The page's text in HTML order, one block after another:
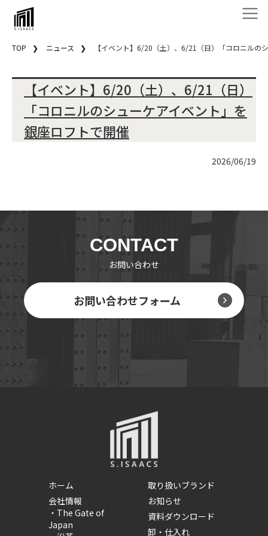
TOP ニュース 【イベント】6/20（土）、6/21（日）「コロニルの
【イベント】6/20（土）、6/21（日）
「コロニルのシューケアイベント」を
銀座ロフトで開催
2026/06/19
CONTACT
お問い合わせ
お問い合わせフォーム
ホーム
会社情報
・ The Gate of
Japan
取り扱いブランド
お知らせ
資料ダウンロード
卸・仕入れ